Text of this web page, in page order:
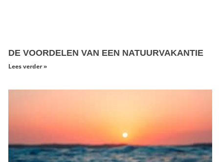
DE VOORDELEN VAN EEN NATUURVAKANTIE
Lees verder »